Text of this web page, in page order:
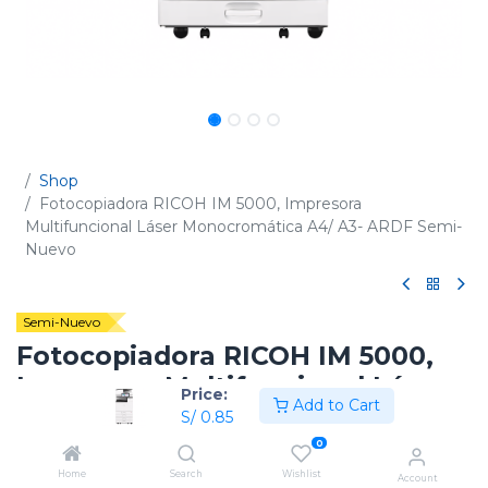
Price:
S/ 0.85
Add to Cart
Home Search
0
Wishlist Account
Shop
Fotocopiadora RICOH IM 5000, Impresora
Multifuncional Láser Monocromática A4/ A3- ARDF Semi-
Nuevo
Semi-Nuevo
Fotocopiadora RICOH IM 5000,
Impresora Multifuncional Láser
Monocromática A4/ A3- ARDF
Semi-Nuevo
(0 reseña)